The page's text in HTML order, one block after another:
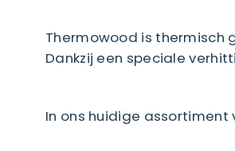
Thermowood is thermisch
Dankzij een speciale
In ons huidige assortiment